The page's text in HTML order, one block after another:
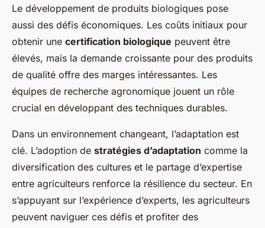
Le développement de produits biologiques pose
aussi des défis économiques. Les coûts initiaux pour
obtenir une certification biologique peuvent être
élevés, mais la demande croissante pour des produits
de qualité offre des marges intéressantes. Les
équipes de recherche agronomique jouent un rôle
crucial en développant des techniques durables.
Dans un environnement changeant, l’adaptation est
clé. L’adoption de stratégies d’adaptation comme la
diversification des cultures et le partage d’expertise
entre agriculteurs renforce la résilience du secteur. En
s’appuyant sur l’expérience d’experts, les agriculteurs
peuvent naviguer ces défis et profiter des